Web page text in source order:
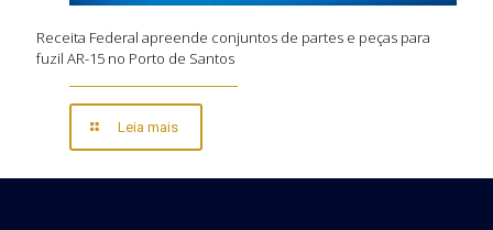
Receita Federal apreende conjuntos de partes e peças para
fuzil AR-15 no Porto de Santos
Leia mais